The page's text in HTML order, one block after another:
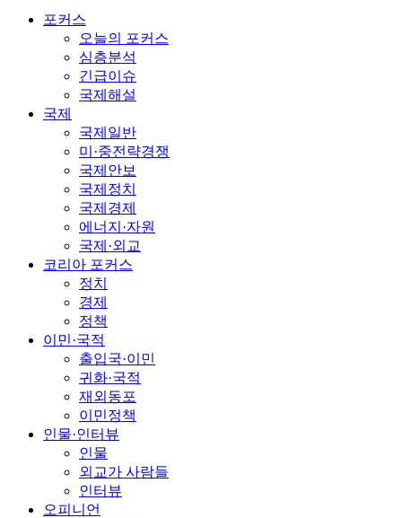
포커스
오늘의 포커스
심층분석
긴급이슈
국제해설
국제
국제일반
미·중전략경쟁
국제안보
국제정치
국제경제
에너지·자원
국제·외교
코리아 포커스
정치
경제
정책
이민·국적
출입국·이민
귀화·국적
재외동포
이민정책
인물·인터뷰
인물
외교가 사람들
인터뷰
오피니언